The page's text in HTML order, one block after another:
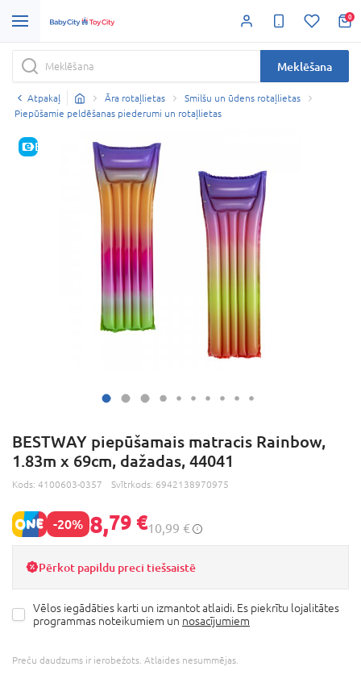
0
Meklēšana
Atpakaļ Āra rotaļlietas
Smilšu un ūdens rotaļlietas
Piepūšamie peldēšanas piederumi un rotaļlietas
E-CENA
BESTWAY piepūšamais matracis Rainbow,
1.83m x 69cm, dažadas, 44041
Kods: 4100603-0357 Svītrkods: 6942138970975
-20% 8,79 €10,99 €
Pērkot papildu preci tiešsaistē
Vēlos iegādāties karti un izmantot atlaidi. Es piekrītu lojalitātes
programmas noteikumiem un nosacījumiem
Preču daudzums ir ierobežots. Atlaides nesummējas.